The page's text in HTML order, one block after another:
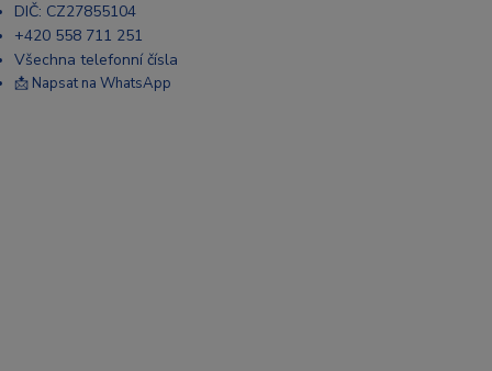
DIČ: CZ27855104
+420 558 711 251
Všechna telefonní čísla
📩 Napsat na WhatsApp